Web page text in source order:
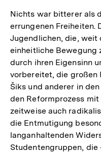
Nichts war bitterer als
errungenen Freiheiten.
Jugendlichen, die, weit
einheitliche Bewegung
durch ihren Eigensinn
vorbereitet, die großen
Šiks und anderer in
den Reformprozess
zeitweise auch
die Entmutigung
langanhaltenden
Studentengruppen,